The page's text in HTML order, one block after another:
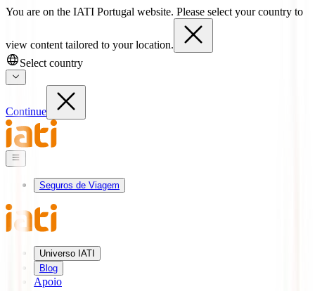
You are on the IATI Portugal website. Please select your country to
view content tailored to your location.
Select country
Continue
Seguros de Viagem
Universo IATI
Blog
Apoio